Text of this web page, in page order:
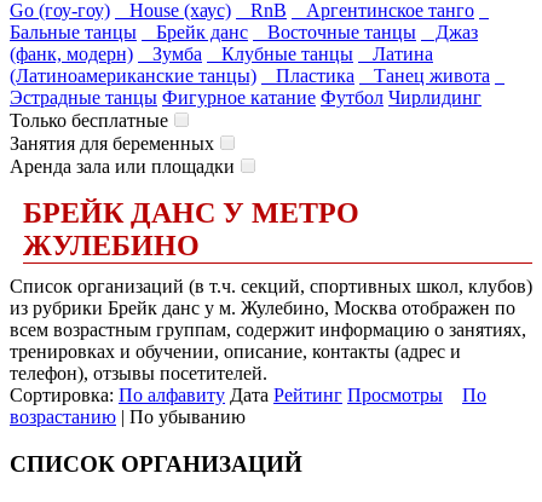
Go (гоу-гоу) House (хаус) RnB
Аргентинское танго
Бальные танцы
Брейк данс Восточные танцы
Джаз
(фанк, модерн)
Зумба Клубные танцы
Латина
(Латиноамериканские танцы)
Пластика
Танец живота
Эстрадные танцы Фигурное катание Футбол Чирлидинг
Только бесплатные
Занятия для беременных
Аренда зала или площадки
БРЕЙК ДАНС У МЕТРО
ЖУЛЕБИНО
Список организаций (в т.ч. секций, спортивных школ, клубов)
из рубрики Брейк данс у м. Жулебино, Москва отображен по
всем возрастным группам, содержит информацию о занятиях,
тренировках и обучении, описание, контакты (адрес и
телефон), отзывы посетителей.
Сортировка: По алфавиту Дата Рейтинг Просмотры
По
возрастанию | По убыванию
СПИСОК ОРГАНИЗАЦИЙ